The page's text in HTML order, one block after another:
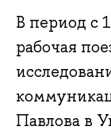
В период с
рабочая
Павлова в